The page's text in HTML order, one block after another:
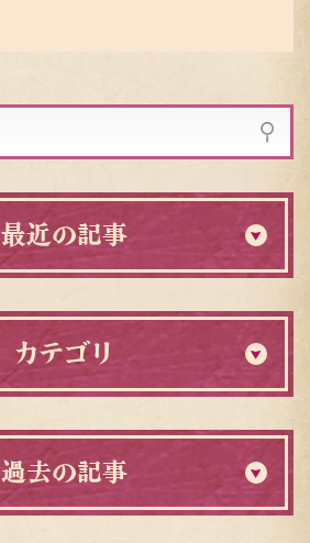
最近の記事
カテゴリ
過去の記事